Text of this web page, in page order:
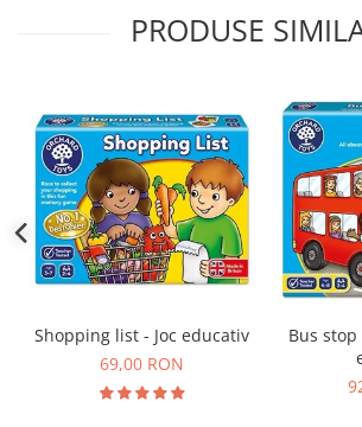
PRODUSE
Shopping list - Joc educativ
69,00 RON
Bus stop